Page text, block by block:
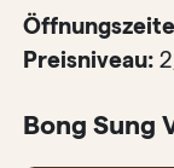
Preisniveau:
Bong Sung